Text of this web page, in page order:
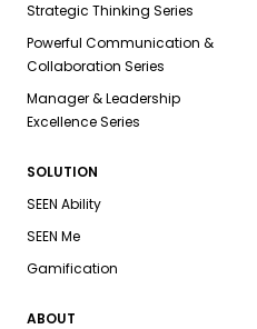
Strategic Thinking Series
Powerful Communication &
Collaboration Series
Manager & Leadership
Excellence Series
SOLUTION
SEEN Ability
SEEN Me
Gamification
ABOUT